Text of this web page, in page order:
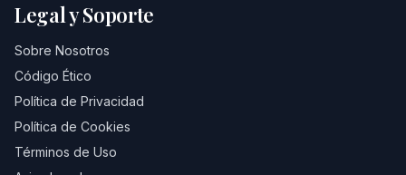
Legal y Soporte
Sobre Nosotros
Código Ético
Política de Privacidad
Política de Cookies
Términos de Uso